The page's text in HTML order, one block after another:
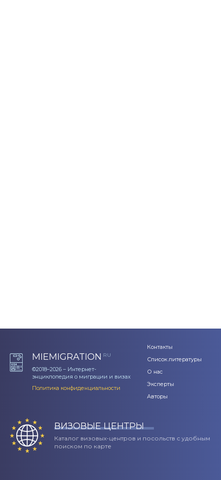
MIEMIGRATION RU
©2018–2026 – Интернет-
энциклопедия о миграции и визах
Политика конфиденциальности
Контакты
Список литературы
О нас
Эксперты
Авторы
ВИЗОВЫЕ ЦЕНТРЫ
Каталог визовых-центров и посольств с удобным
поиском по карте